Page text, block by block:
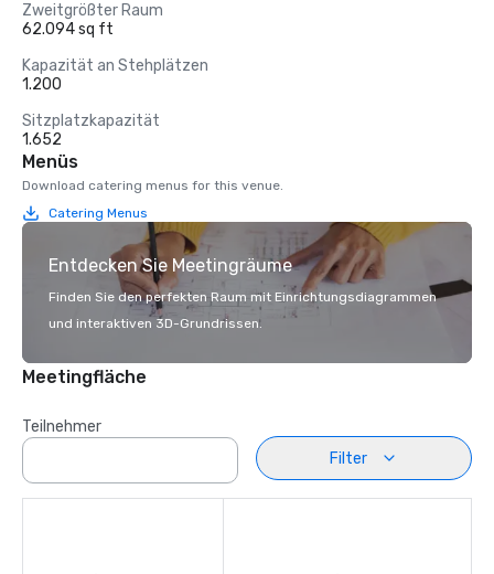
Zweitgrößter Raum
62.094 sq ft
Kapazität an Stehplätzen
1.200
Sitzplatzkapazität
1.652
Menüs
Download catering menus for this venue.
Catering Menus
Entdecken Sie Meetingräume
Finden Sie den perfekten Raum mit Einrichtungsdiagrammen
und interaktiven 3D-Grundrissen.
Meetingfläche
Teilnehmer
Filter